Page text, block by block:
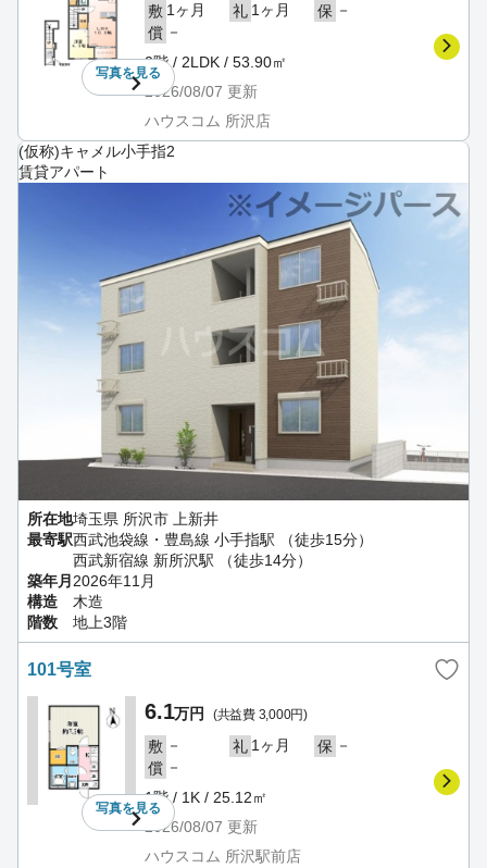
写真を見る
敷 1ヶ月 礼 1ヶ月 保 －
償 －
2階 / 2LDK / 53.90㎡
2026/08/07 更新
ハウスコム 所沢店
(仮称)キャメル小手指2
賃貸アパート
所在地埼玉県 所沢市 上新井
最寄駅西武池袋線・豊島線 小手指駅 （徒歩15分）
西武新宿線 新所沢駅 （徒歩14分）
築年月 2026年11月
構造
木造
階数
地上3階
101号室
写真を見る
6.1万円 (共益費 3,000円)
敷 － 礼 1ヶ月 保 －
償 －
1階 / 1K / 25.12㎡
2026/08/07 更新
ハウスコム 所沢駅前店